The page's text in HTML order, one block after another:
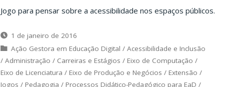
Jogo para pensar sobre a acessibilidade nos espaços públicos.
1 de janeiro de 2016
Ação Gestora em Educação Digital /Acessibilidade e Inclusão
/ Administração / Carreiras e Estágios / Eixo de Computação /
Eixo de Licenciatura / Eixo de Produção e Negócios / Extensão /
Jogos / Pedagogia / Processos Didático-Pedagógico para EaD /